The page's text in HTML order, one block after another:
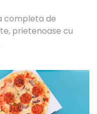
completa de
prietenoase cu